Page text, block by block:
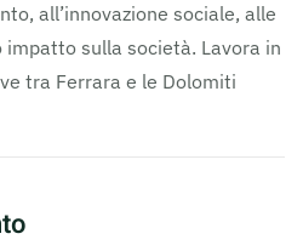
all’innovazione sociale, alle
impatto sulla società. Lavora in
tra Ferrara e le Dolomiti